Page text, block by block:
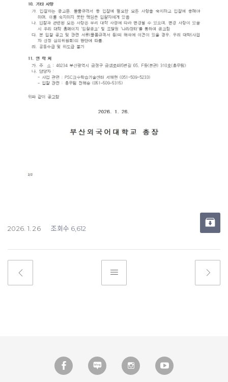
2026. 1. 26 조회수 6,612